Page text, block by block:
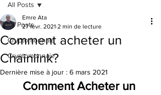
All Posts
Cryptomonnaie
Cryptomonnaie
All Posts
Comment acheter un
Chainlink?
Emre Ata
27 févr. 2021 2 min de lecture
Dernière mise à jour : 6 mars 2021
Comment Acheter un